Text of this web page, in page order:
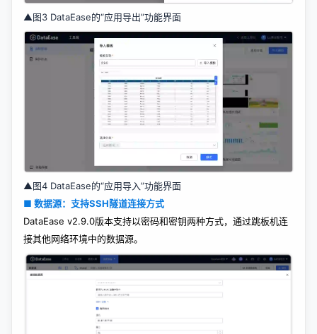
▲图3 DataEase的“应用导出”功能界面
▲图4 DataEase的“应用导入”功能界面
■ 数据源：支持SSH隧道连接方式
DataEase v2.9.0版本支持以密码和密钥两种方式，通过跳板机连
接其他网络环境中的数据源。